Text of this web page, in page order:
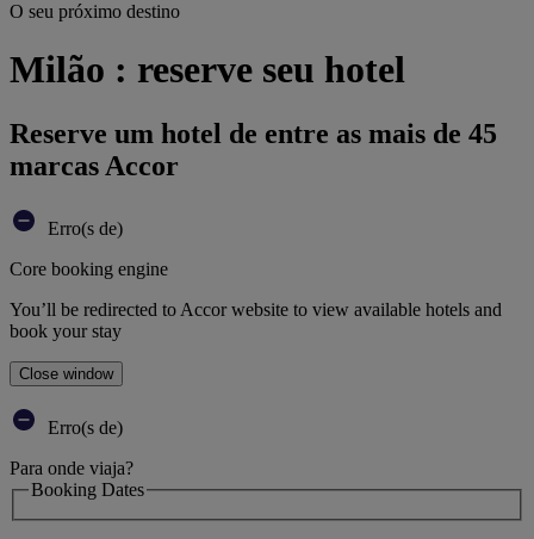
O seu próximo destino
Milão : reserve seu hotel
Reserve um hotel de entre as mais de 45
marcas Accor
Erro(s de)
Core booking engine
You’ll be redirected to Accor website to view available hotels and
book your stay
Close window
Erro(s de)
Para onde viaja?
Booking Dates